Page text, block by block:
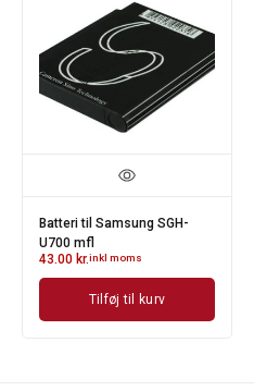
Batteri til Samsung SGH-
U700 mfl
43.00 kr.inkl moms
Tilføj til kurv